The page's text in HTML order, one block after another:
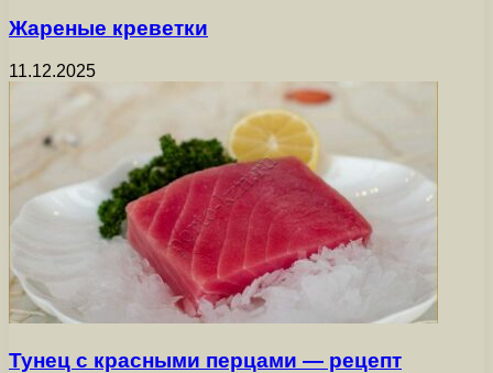
Жареные креветки
11.12.2025
Тунец с красными перцами — рецепт